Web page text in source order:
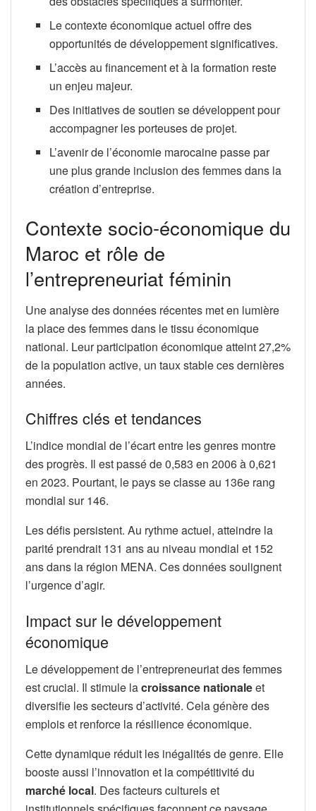
Le contexte économique actuel offre des
opportunités de développement significatives.
L’accès au financement et à la formation reste
un enjeu majeur.
Des initiatives de soutien se développent pour
accompagner les porteuses de projet.
L’avenir de l’économie marocaine passe par
une plus grande inclusion des femmes dans la
création d’entreprise.
Contexte socio-économique du
Maroc et rôle de
l’entrepreneuriat féminin
Une analyse des données récentes met en lumière
la place des femmes dans le tissu économique
national. Leur participation économique atteint 27,2%
de la population active, un taux stable ces dernières
années.
Chiffres clés et tendances
L’indice mondial de l’écart entre les genres montre
des progrès. Il est passé de 0,583 en 2006 à 0,621
en 2023. Pourtant, le pays se classe au 136e rang
mondial sur 146.
Les défis persistent. Au rythme actuel, atteindre la
parité prendrait 131 ans au niveau mondial et 152
ans dans la région MENA. Ces données soulignent
l’urgence d’agir.
Impact sur le développement
économique
Le développement de l’entrepreneuriat des femmes
est crucial. Il stimule lacroissance nationaleet
diversifie les secteurs d’activité. Cela génère des
emplois et renforce la résilience économique.
Cette dynamique réduit les inégalités de genre. Elle
booste aussi l’innovation et la compétitivité du
marché local. Des facteurs culturels et